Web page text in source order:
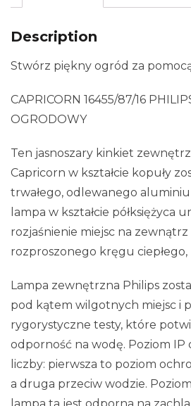
Description
Stwórz piękny ogród za pomocą
CAPRICORN 16455/87/16
OGRODOWY
Ten jasnoszary kinkiet
Capricorn w kształcie kopuły
trwałego, odlewanego
lampa w kształcie półksiężyca
rozjaśnienie miejsc na
rozproszonego kręgu ciepłego,
Lampa zewnętrzna Philips
pod kątem wilgotnych miejsc i
rygorystyczne testy, które
odporność na wodę. Poziom IP
liczby: pierwsza to poziom
a druga przeciw wodzie.